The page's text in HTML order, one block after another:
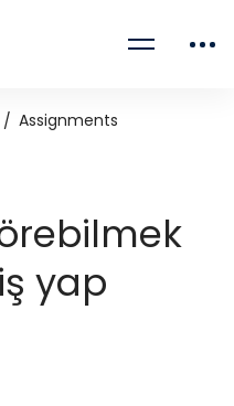
Assignments
yap